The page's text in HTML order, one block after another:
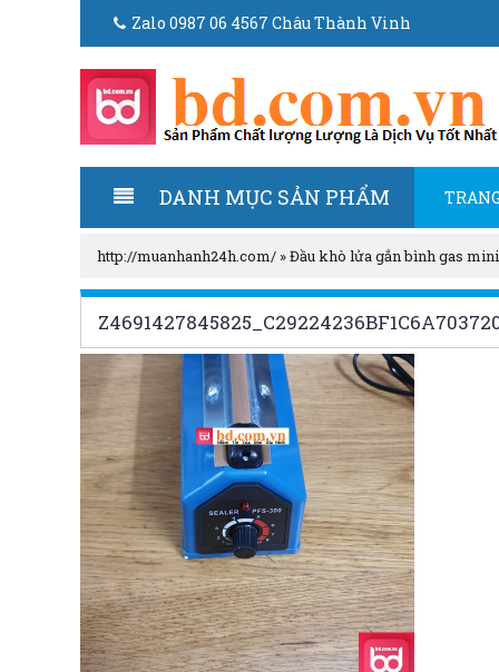
Zalo 0987 06 4567 Châu Thành Vinh
DANH MỤC SẢN PHẨM
http://muanhanh24h.com/ »Đầu khò lửa gắn bình gas